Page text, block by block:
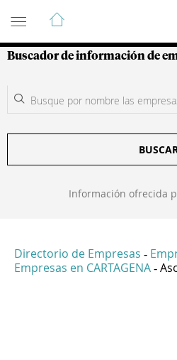
Guía de Empresas
Buscador de información de
Información ofrecida
Directorio de Empresas -
Empresas en CARTAGENA -